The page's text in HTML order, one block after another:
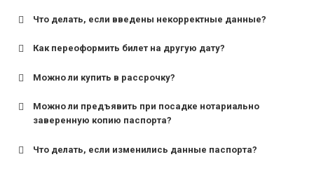
Что делать, если введены некорректные данные?
Как переоформить билет на другую дату?
Можно ли купить в рассрочку?
Можно ли предъявить при посадке нотариально
заверенную копию паспорта?
Что делать, если изменились данные паспорта?